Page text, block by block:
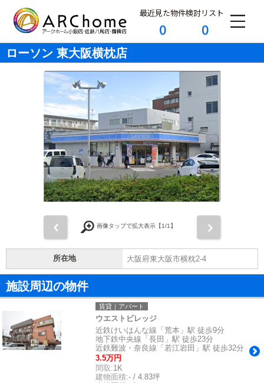
最近見た物件
0
検討リスト
0
ローソン 東大阪横枕店
画像タップで拡大表示【1/1】
所在地 大阪府東大阪市横枕2-4
施設周辺の物件
賃貸｜アパート
ウエストビレッジ
近鉄けいはんな線「荒本」駅 徒歩9分
地下鉄中央線「長田」駅 徒歩23分
近鉄難波・奈良線「若江岩田」駅 徒歩32分
3.5万円
間取:1K
建物面積:- / 4.83坪